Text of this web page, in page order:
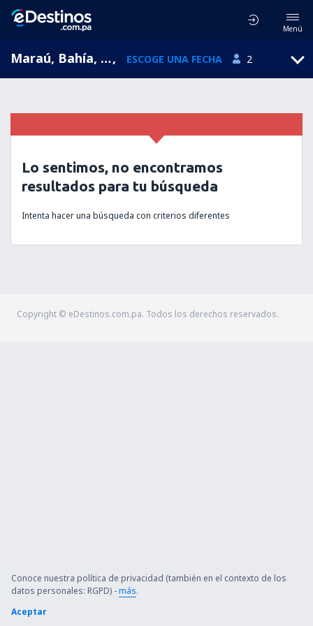
Menú
Maraú, Bahía, Brasil, ESCOGE UNA FECHA 2
Lo sentimos, no encontramos
resultados para tu búsqueda
Intenta hacer una búsqueda con criterios diferentes
Copyright © eDestinos.com.pa. Todos los derechos reservados.
Conoce nuestra política de privacidad (también en el contexto de los
datos personales: RGPD) -más.
Aceptar